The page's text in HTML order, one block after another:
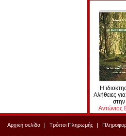
Η
Αλήθειες
Αντώνιος
Αρχική σελίδα Τρόποι Πληρωμής